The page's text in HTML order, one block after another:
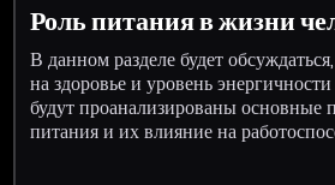
Роль питания в жизни
В данном разделе будет
на здоровье и уровень
будут проанализированы основные
питания и их влияние на